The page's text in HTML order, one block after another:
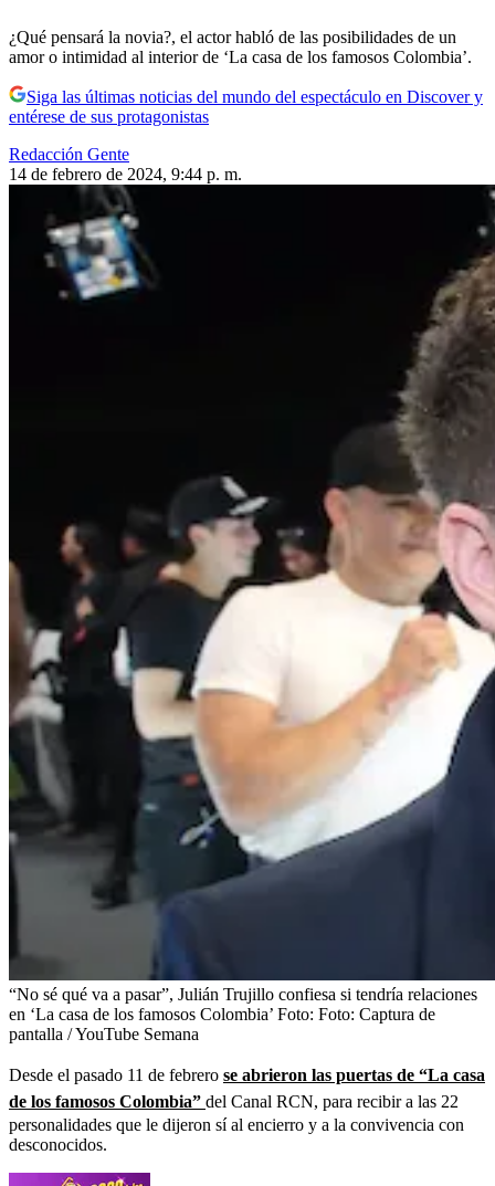
¿Qué pensará la novia?, el actor habló de las posibilidades de un
amor o intimidad al interior de ‘La casa de los famosos Colombia’.
Siga las últimas noticias del mundo del espectáculo en Discover y
entérese de sus protagonistas
Redacción Gente
14 de febrero de 2024, 9:44 p. m.
“No sé qué va a pasar”, Julián Trujillo confiesa si tendría relaciones
en ‘La casa de los famosos Colombia’ Foto: Foto: Captura de
pantalla / YouTube Semana
Desde el pasado 11 de febrero se abrieron las puertas de “La casa
de los famosos Colombia” del Canal RCN, para recibir a las 22
personalidades que le dijeron sí al encierro y a la convivencia con
desconocidos.